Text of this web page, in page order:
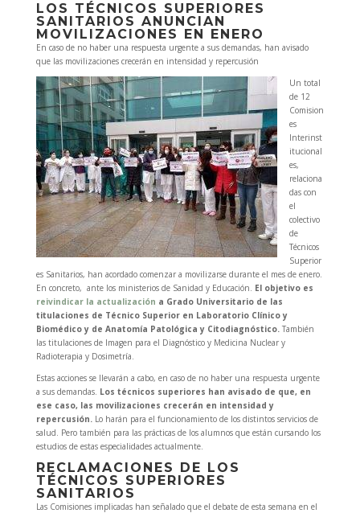
LOS TÉCNICOS SUPERIORES
SANITARIOS ANUNCIAN
MOVILIZACIONES EN ENERO
En caso de no haber una respuesta urgente a sus demandas, han avisado
que las movilizaciones crecerán en intensidad y repercusión
Un total
de 12
Comision
es
Interinst
itucional
es,
relaciona
das con
el
colectivo
de
Técnicos
Superior
es Sanitarios, han acordado comenzar a movilizarse durante el mes de enero.
En concreto, ante los ministerios de Sanidad y Educación. El objetivo es
reivindicar la actualización a Grado Universitario de las
titulaciones de Técnico Superior en Laboratorio Clínico y
Biomédico y de Anatomía Patológica y Citodiagnóstico.También
las titulaciones de Imagen para el Diagnóstico y Medicina Nuclear y
Radioterapia y Dosimetría.
Estas acciones se llevarán a cabo, en caso de no haber una respuesta urgente
a sus demandas. Los técnicos superiores han avisado de que, en
ese caso, las movilizaciones crecerán en intensidad y
repercusión.Lo harán para el funcionamiento de los distintos servicios de
salud. Pero también para las prácticas de los alumnos que están cursando los
estudios de estas especialidades actualmente.
RECLAMACIONES DE LOS
TÉCNICOS SUPERIORES
SANITARIOS
Las Comisiones implicadas han señalado que el debate de esta semana en el